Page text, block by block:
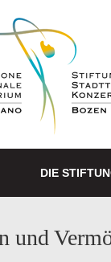
DIE
und